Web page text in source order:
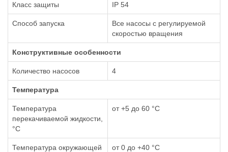
Класс защиты IP 54
Способ запуска
Все насосы с регулируемой
скоростью вращения
Конструктивные особенности
Количество насосов 4
Температура
Температура
перекачиваемой жидкости,
°С
от +5 до 60 °С
Температура окружающей
от 0 до +40 °С